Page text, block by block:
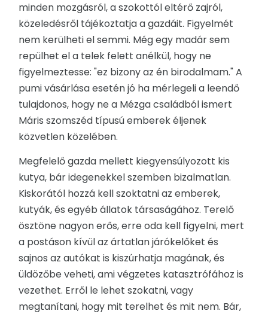
minden mozgásról, a szokottól eltérő zajról,
közeledésről tájékoztatja a gazdáit. Figyelmét
nem kerülheti el semmi. Még egy madár sem
repülhet el a telek felett anélkül, hogy ne
figyelmeztesse: "ez bizony az én birodalmam." A
pumi vásárlása esetén jó ha mérlegeli a leendő
tulajdonos, hogy ne a Mézga családból ismert
Máris szomszéd típusú emberek éljenek
közvetlen közelében.
Megfelelő gazda mellett kiegyensúlyozott kis
kutya, bár idegenekkel szemben bizalmatlan.
Kiskorától hozzá kell szoktatni az emberek,
kutyák, és egyéb állatok társaságához. Terelő
ösztöne nagyon erős, erre oda kell figyelni, mert
a postáson kívül az ártatlan járókelőket és
sajnos az autókat is kiszúrhatja magának, és
üldözőbe veheti, ami végzetes katasztrófához is
vezethet. Erről le lehet szokatni, vagy
megtanítani, hogy mit terelhet és mit nem. Bár,